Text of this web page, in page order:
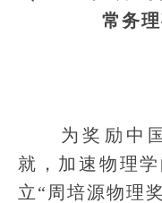
常务
为奖励中国
就，加速物理
立“周培源物理奖